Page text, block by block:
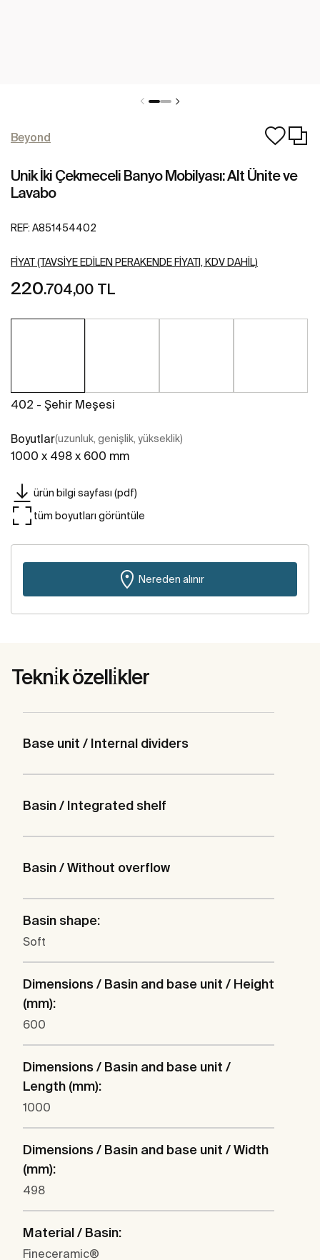
Beyond
Unik İki Çekmeceli Banyo Mobilyası: Alt Ünite ve
Lavabo
REF: A851454402
FIYAT (TAVSIYE EDILEN PERAKENDE FIYATI, KDV DAHIL)
220.704,00 TL
402 - Şehir Meşesi
Boyutlar(uzunluk, genişlik, yükseklik)
1000 x 498 x 600 mm
ürün bilgi sayfası (pdf)
tüm boyutları görüntüle
Nereden alınır
Tekni̇k özelli̇kler
Base unit / Internal dividers
Basin / Integrated shelf
Basin / Without overflow
Basin shape:
Soft
Dimensions / Basin and base unit / Height
(mm):
600
Dimensions / Basin and base unit /
Length (mm):
1000
Dimensions / Basin and base unit / Width
(mm):
498
Material / Basin:
Fineceramic®